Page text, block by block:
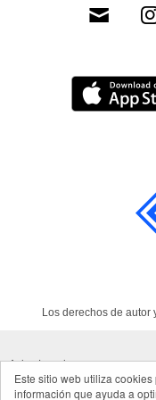
Este sitio web utiliza
información que ayuda a
Los derechos de autor
Aviso Legal
Política de cookies